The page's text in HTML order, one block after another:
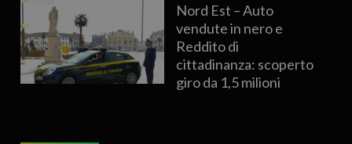
Nord Est – Auto
vendute in nero e
Reddito di
cittadinanza: scoperto
giro da 1,5 milioni